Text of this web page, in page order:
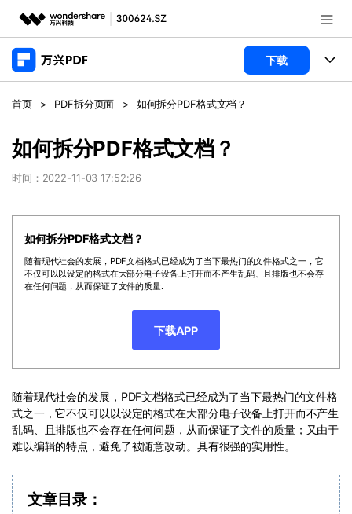
推荐产品
政企服务
新闻中心
关于万兴
加入我们
帮助中心
4000-300624
下载
产品
桌面端
万兴PDF Windows版
移动端
万兴PDF 安卓版
申请试用
功能
PDF新功能
PDF转换器
PDF批量工具
PDF提取页面
商业合作
学校&教育
企业采购
帮助中心
用户指南
下载中心
产品资讯
01.热门软件
02.转换PDF
登录
首页 > PDF拆分页面 > 如何拆分PDF格式文档？
如何拆分PDF格式文档？
时间：2022-11-03 17:52:26
如何拆分PDF格式文档？
随着现代社会的发展，PDF文档格式已经成为了当下最热门的文件格式之一，它
不仅可以以设定的格式在大部分电子设备上打开而不产生乱码、且排版也不会存
在任何问题，从而保证了文件的质量.
下载APP
随着现代社会的发展，PDF文档格式已经成为了当下最热门的文件格
式之一，它不仅可以以设定的格式在大部分电子设备上打开而不产生
乱码、且排版也不会存在任何问题，从而保证了文件的质量；又由于
难以编辑的特点，避免了被随意改动。具有很强的实用性。
文章目录：